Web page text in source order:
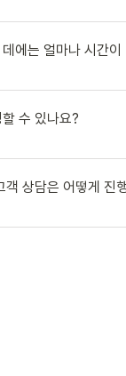
에는 얼마나 시간이
수 있나요?
객 상담은 어떻게 진